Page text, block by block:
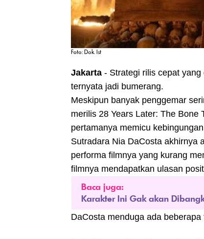
Foto: Dok. Ist
Jakarta - Strategi rilis cepat
ternyata jadi bumerang.
Meskipun banyak penggemar
merilis 28 Years Later: The Bone
pertamanya memicu
Sutradara Nia DaCosta akhirnya
performa filmnya yang kurang
filmnya mendapatkan ulasan
Baca juga:
Karakter Ini Gak akan
DaCosta menduga ada